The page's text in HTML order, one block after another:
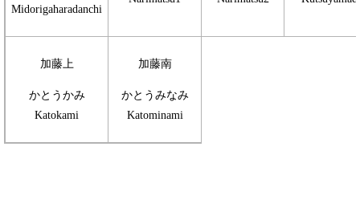
Midorigaharadanchi
加藤上
かとうかみ
Katokami
加藤南
かとうみなみ
Katominami